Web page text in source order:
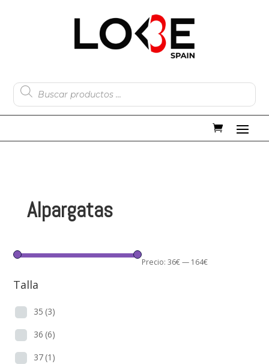
de
productos
Alpargatas
Precio:36€— 164€
Talla
35 (3)
36 (6)
37 (1)